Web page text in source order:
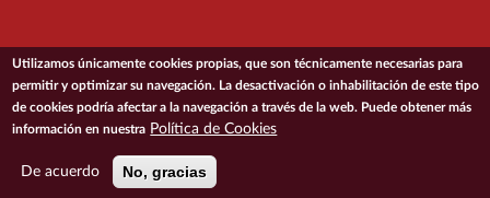
© 2026 Ayuntamiento de la Villa de La Orotava
ACCESIBILIDADCONDICIONES DE USO
POLÍTICA DE COOKIES
Utilizamos únicamente cookies propias, que son técnicamente necesarias para
permitir y optimizar su navegación. La desactivación o inhabilitación de este tipo
de cookies podría afectar a la navegación a través de la web. Puede obtener más
información en nuestra Política de Cookies
De acuerdo No, gracias